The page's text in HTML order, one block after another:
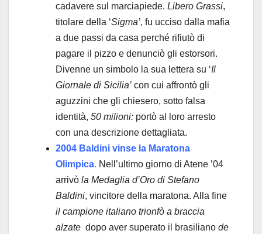
cadavere sul marciapiede. Libero Grassi,
titolare della ‘Sigma’, fu ucciso dalla mafia
a due passi da casa perché rifiutò di
pagare il pizzo e denunciò gli estorsori.
Divenne un simbolo la sua lettera su ‘Il
Giornale di Sicilia’ con cui affrontò gli
aguzzini che gli chiesero, sotto falsa
identità, 50 milioni: portò al loro arresto
con una descrizione dettagliata.
2004 Baldini vinse la Maratona
Olimpica. Nell’ultimo giorno di Atene ’04
arrivò la Medaglia d’Oro di Stefano
Baldini, vincitore della maratona. Alla fine
il campione italiano trionfò a braccia
alzate dopo aver superato il brasiliano de